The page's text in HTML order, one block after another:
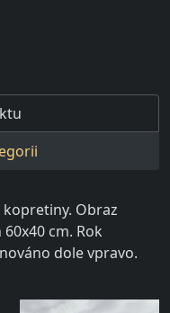
Obraz
cm. Rok
dole vpravo.